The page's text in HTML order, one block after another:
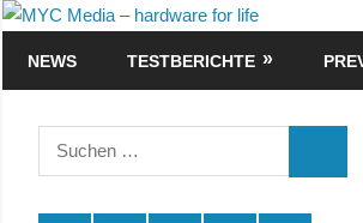
Zum
MYC
–
NEWS TESTBERICHTE
Suchen
nach: